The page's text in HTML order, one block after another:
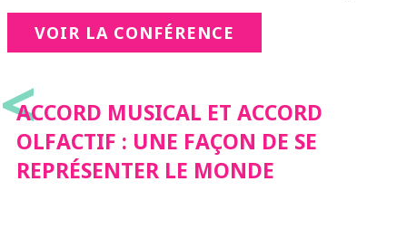
VOIR LA CONFÉRENCE
<
ACCORD MUSICAL ET ACCORD
OLFACTIF : UNE FAÇON DE SE
REPRÉSENTER LE MONDE